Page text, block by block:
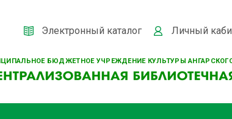
БЮДЖЕТНОЕ УЧРЕЖДЕНИЕ КУЛЬТУРЫ
Электронный каталог Личный